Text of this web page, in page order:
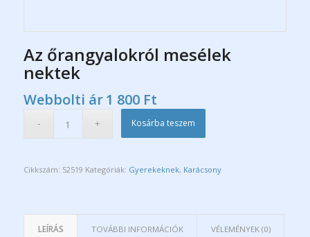
Az őrangyalokról mesélek
nektek
Webbolti ár 1 800 Ft
Kosárba teszem
Cikkszám: 52519 Kategóriák: Gyerekeknek, Karácsony
LEÍRÁS TOVÁBBI INFORMÁCIÓK VÉLEMÉNYEK (0)